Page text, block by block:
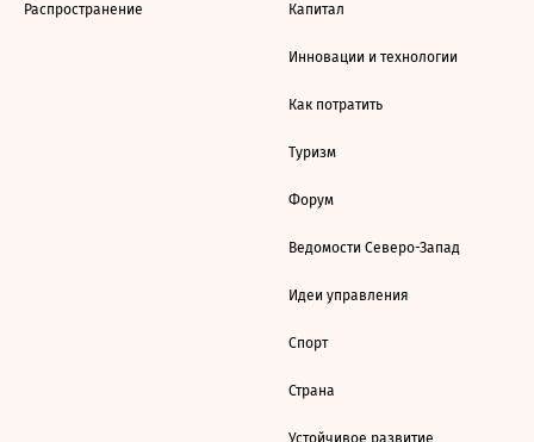
Распространение Капитал
Инновации и технологии
Как потратить
Туризм
Форум
Ведомости Северо-Запад
Идеи управления
Спорт
Страна
Устойчивое развитие